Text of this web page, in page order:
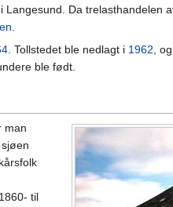
Langesund. Da trelasthandelen
.
. Tollstedet ble nedlagt i 1962,
ble født.
man
til